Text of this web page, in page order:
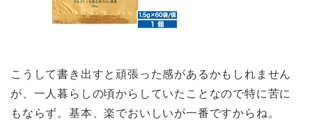
こうして書き出すと頑張った感があるかもしれません
が、一人暮らしの頃からしていたことなので特に苦に
もならず。基本、楽でおいしいが一番ですからね。